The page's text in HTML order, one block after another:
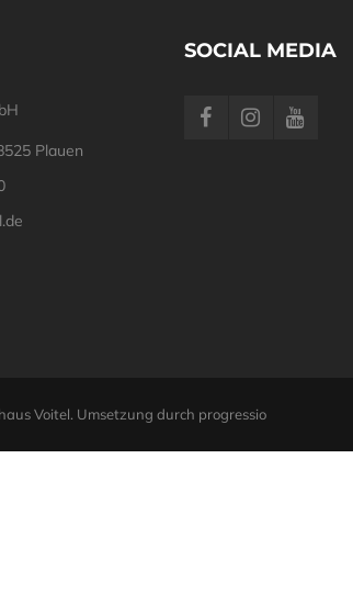
Plauen
SOCIAL MEDIA
Voitel. Umsetzung durch progressio